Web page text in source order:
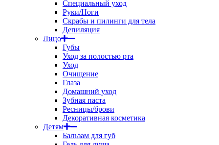
Специальный уход
Руки/Ноги
Скрабы и пилинги для тела
Депиляция
Лицо
Губы
Уход за полостью рта
Уход
Очищение
Глаза
Домашний уход
Зубная паста
Ресницы/брови
Декоративная косметика
Детям
Бальзам для губ